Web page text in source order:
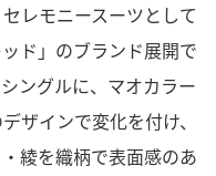
レモニースーツとして
ド」のブランド展開で
ングルに、マオカラー
ザインで変化を付け、
綾を織柄で表面感のあ